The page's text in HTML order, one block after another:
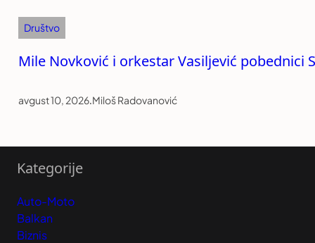
Društvo
Mile Novković i orkestar Vasiljević pobednici
avgust 10, 2026.Miloš Radovanović
Kategorije
Auto-Moto
Balkan
Biznis